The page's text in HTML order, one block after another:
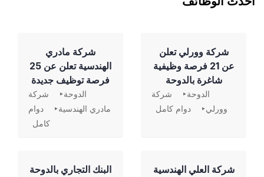
شركة وورلي تعلن
عن 21 فرصة وظيفية
شاغرة بالدوحة
الدوحة
شركة
وورلي
دوام كامل
شركة مادري
الهندسية تعلن عن 25
فرصة توظيف جديدة
الدوحة
شركة
مادري الهندسية
دوام
كامل
شركة العلي الهندسية
‏البنك التجاري بالدوحة